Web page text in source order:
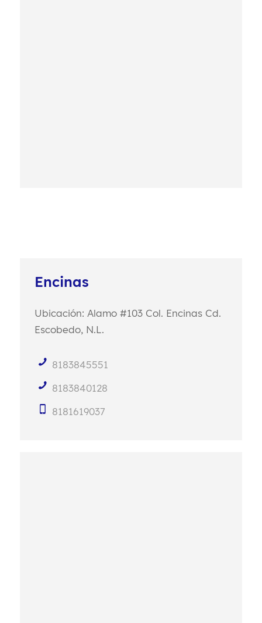
Encinas
Ubicación: Alamo #103 Col. Encinas Cd.
Escobedo, N.L.
8183845551
8183840128
8181619037